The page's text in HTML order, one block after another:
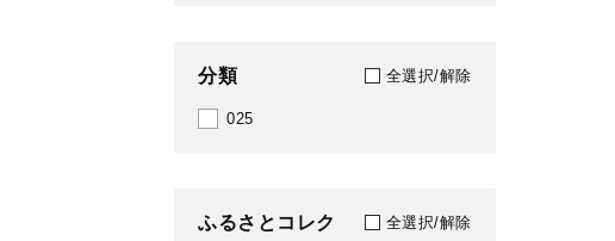
分類 全選択/解除
025
ふるさとコレク
全選択/解除